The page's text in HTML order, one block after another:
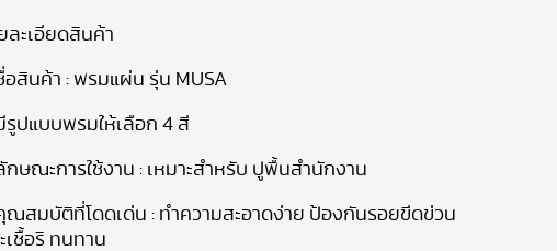
ละเอียดสินค้า
อสินค้า : พรมแผ่น รุ่น MUSA
รูปแบบพรมให้เลือก 4 สี
กษณะการใช้งาน : เหมาะสำหรับ ปูพื้นสำนักงาน
ณสมบัติที่โดดเด่น : ทำความสะอาดง่าย ป้องกันรอยขีดข่วน
เชื้อร ิ ทนทาน